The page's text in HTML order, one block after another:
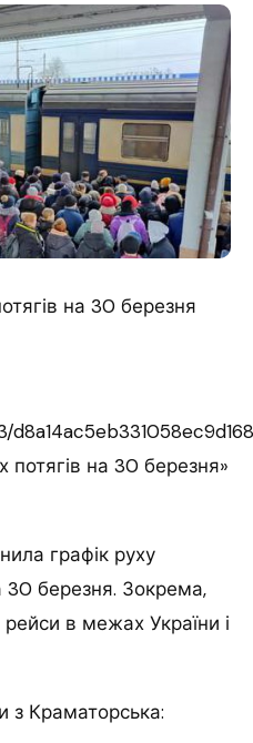
потягів на 30 березня»
графік руху
30 березня. Зокрема,
в межах України і
з Краматорська: